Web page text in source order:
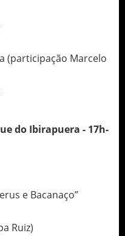
(participação Marcelo
do Ibirapuera - 17h-
e Bacanaço”
Ruiz)